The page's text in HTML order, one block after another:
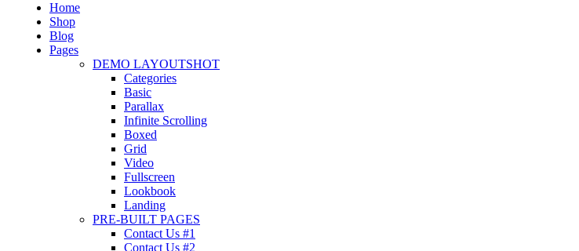
Home
Shop
Blog
Pages
DEMO LAYOUTSHOT
Categories
Basic
Parallax
Infinite Scrolling
Boxed
Grid
Video
Fullscreen
Lookbook
Landing
PRE-BUILT PAGES
Contact Us #1
Contact Us #2